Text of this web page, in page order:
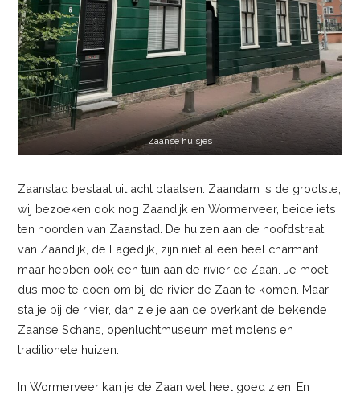
Zaanse huisjes
Zaanstad bestaat uit acht plaatsen. Zaandam is de grootste;
wij bezoeken ook nog Zaandijk en Wormerveer, beide iets
ten noorden van Zaanstad. De huizen aan de hoofdstraat
van Zaandijk, de Lagedijk, zijn niet alleen heel charmant
maar hebben ook een tuin aan de rivier de Zaan. Je moet
dus moeite doen om bij de rivier de Zaan te komen. Maar
sta je bij de rivier, dan zie je aan de overkant de bekende
Zaanse Schans, openluchtmuseum met molens en
traditionele huizen.
In Wormerveer kan je de Zaan wel heel goed zien. En